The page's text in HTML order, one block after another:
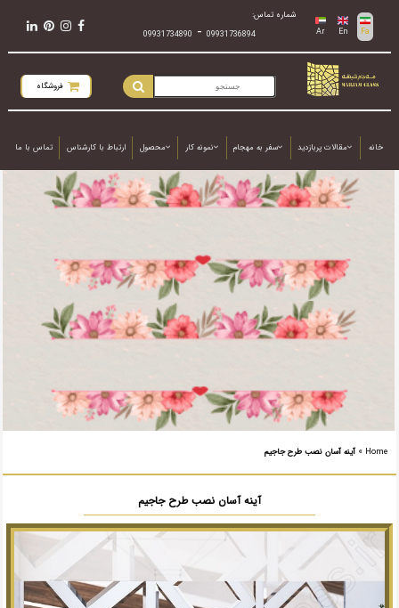
Fa
En
Ar
شماره تماس:
09931736894
-
09931734890
فروشگاه
خانه مقالات پربازدید سفر به مهجام نمونه کار محصول ارتباط با کارشناس تماس با ما
Home
» آینه آسان نصب طرح جاجیم
آینه آسان نصب طرح جاجیم